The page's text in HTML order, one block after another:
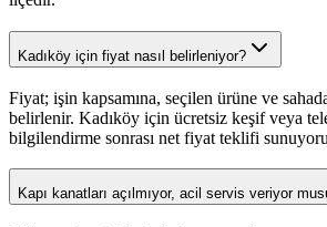
Kadıköy için fiyat nasıl belirleniyor?
Fiyat; işin kapsamına, seçilen ürüne ve
belirlenir. Kadıköy için ücretsiz keşif veya
bilgilendirme sonrası net fiyat teklifi
Kapı kanatları açılmıyor, acil servis veriyor